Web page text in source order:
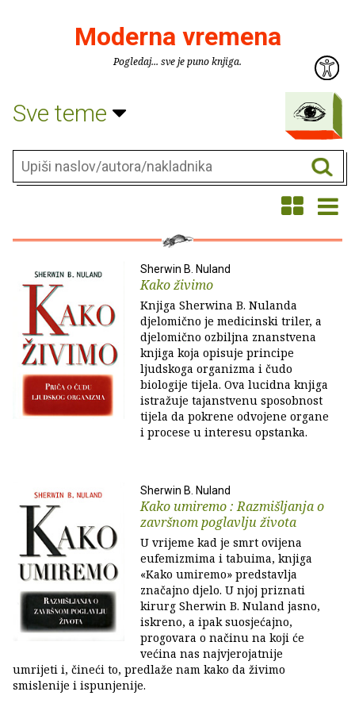
Moderna vremena
Pogledaj... sve je puno knjiga.
Sve teme
Sherwin B. Nuland
Kako živimo
Knjiga Sherwina B. Nulanda
djelomično je medicinski triler, a
djelomično ozbiljna znanstvena
knjiga koja opisuje principe
ljudskoga organizma i čudo
biologije tijela. Ova lucidna knjiga
istražuje tajanstvenu sposobnost
tijela da pokrene odvojene organe
i procese u interesu opstanka.
Sherwin B. Nuland
Kako umiremo : Razmišljanja o
završnom poglavlju života
U vrijeme kad je smrt ovijena
eufemizmima i tabuima, knjiga
«Kako umiremo» predstavlja
značajno djelo. U njoj priznati
kirurg Sherwin B. Nuland jasno,
iskreno, a ipak suosjećajno,
progovara o načinu na koji će
većina nas najvjerojatnije
umrijeti i, čineći to, predlaže nam kako da živimo
smislenije i ispunjenije.